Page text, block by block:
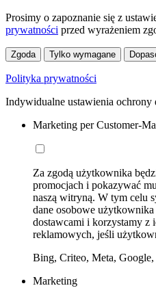
Prosimy o zapoznanie się z
prywatności przed wyrażeniem
Zgoda Tylko wymagane
Polityka prywatności
Indywidualne ustawienia ochrony
Marketing per Customer-
Za zgodą użytkownika
promocjach i pokazywać
naszą witryną. W tym celu
dane osobowe
dostawcami i korzystamy z
reklamowych, jeśli
Bing, Criteo, Meta,
Marketing